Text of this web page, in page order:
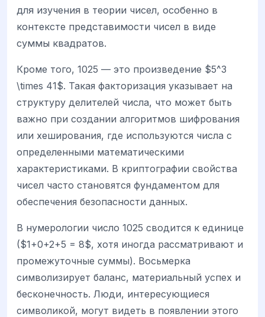
для изучения в теории чисел, особенно в
контексте представимости чисел в виде
суммы квадратов.
Кроме того, 1025 — это произведение $5^3
\times 41$. Такая факторизация указывает на
структуру делителей числа, что может быть
важно при создании алгоритмов шифрования
или хеширования, где используются числа с
определенными математическими
характеристиками. В криптографии свойства
чисел часто становятся фундаментом для
обеспечения безопасности данных.
В нумерологии число 1025 сводится к единице
($1+0+2+5 = 8$, хотя иногда рассматривают и
промежуточные суммы). Восьмерка
символизирует баланс, материальный успех и
бесконечность. Люди, интересующиеся
символикой, могут видеть в появлении этого